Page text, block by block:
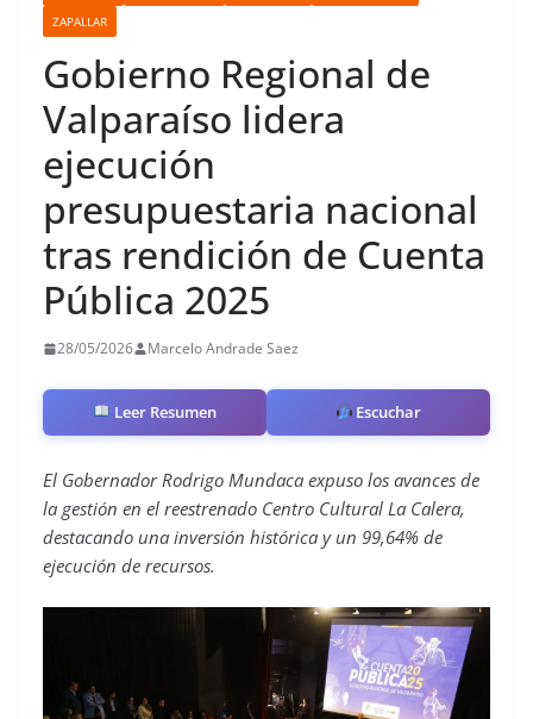
ZAPALLAR
Gobierno Regional de
Valparaíso lidera
ejecución
presupuestaria nacional
tras rendición de Cuenta
Pública 2025
28/05/2026 Marcelo Andrade Saez
Leer Resumen Escuchar
El Gobernador Rodrigo Mundaca expuso los avances de
la gestión en el reestrenado Centro Cultural La Calera,
destacando una inversión histórica y un 99,64% de
ejecución de recursos.